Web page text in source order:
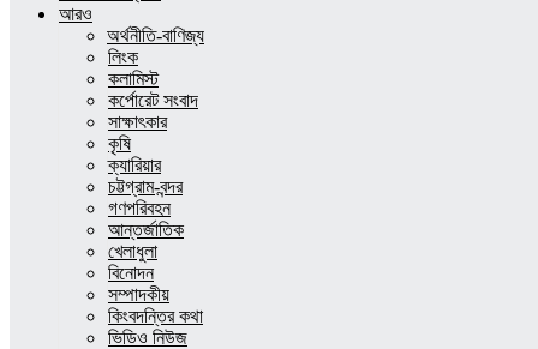
আরও
অর্থনীতি-বাণিজ্য
লিংক
কলামিস্ট
কর্পোরেট সংবাদ
সাক্ষাৎকার
কৃষি
ক্যারিয়ার
চট্টগ্রাম-বন্দর
গণপরিবহন
আন্তর্জাতিক
খেলাধুলা
বিনোদন
সম্পাদকীয়
কিংবদন্তির কথা
ভিডিও নিউজ